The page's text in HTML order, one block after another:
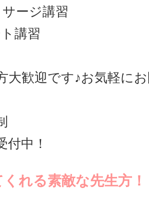
ージ講習
講習
大歓迎です♪お気軽に
付中！
れる素敵な先生方！